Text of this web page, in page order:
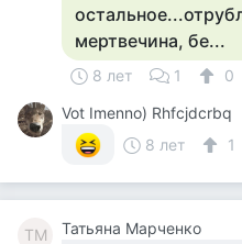
мертвечина, бе...
8 лет 1
0
Vot Imenno) Rhfcjdcrbq
8 лет
1
ТМ Татьяна Марченко